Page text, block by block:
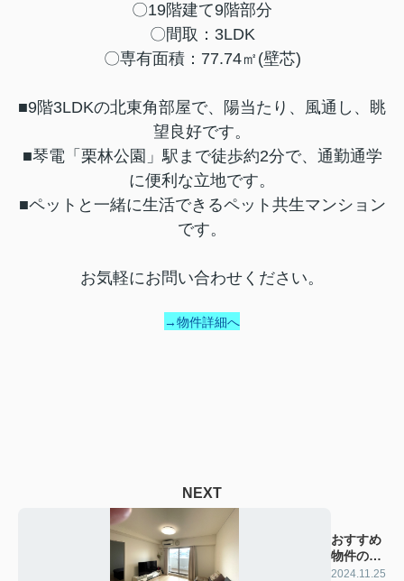
〇19階建て9階部分
〇間取：3LDK
〇専有面積：77.74㎡(壁芯)
■9階3LDKの北東角部屋で、陽当たり、風通し、眺
望良好です。
■琴電「栗林公園」駅まで徒歩約2分で、通勤通学
に便利な立地です。
■ペットと一緒に生活できるペット共生マンション
です。
お気軽にお問い合わせください。
→物件詳細へ
NEXT
おすすめ
物件の紹
介
2024.11.25